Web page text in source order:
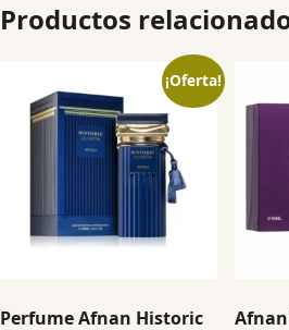
Productos
¡Oferta!
Perfume Afnan Historic